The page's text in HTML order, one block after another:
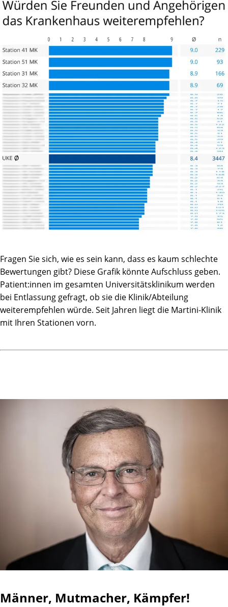
Danke an das gesamt Martini-Team.
aufkamen. Wegen Histologie. Meine Bitte um Rückruf. Und
keine 15 Minuten später rief mich Prof. Dr. Tilki per Telefon
zurück. Top.
Fragen Sie sich, wie es sein kann, dass es kaum schlechte
Bewertungen gibt? Diese Grafik könnte Aufschluss geben.
Patient:innen im gesamten Universitätsklinikum werden
bei Entlassung gefragt, ob sie die Klinik/Abteilung
weiterempfehlen würde. Seit Jahren liegt die Martini-Klinik
mit Ihren Stationen vorn.
Männer, Mutmacher, Kämpfer!